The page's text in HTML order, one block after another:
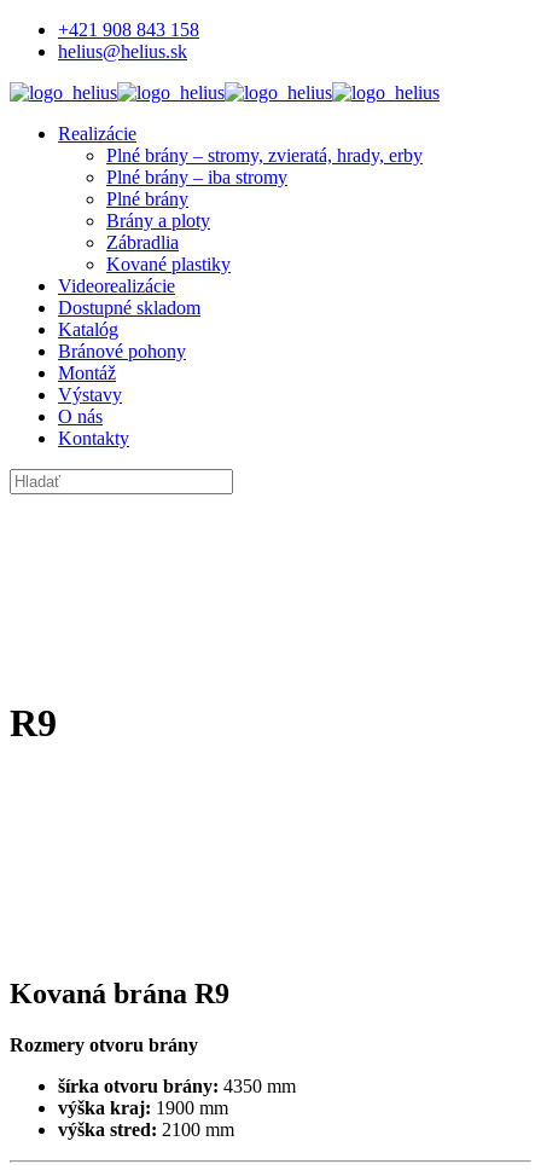
+421 908 843 158
helius@helius.sk
Realizácie
Plné brány – stromy, zvieratá, hrady, erby
Plné brány – iba stromy
Plné brány
Brány a ploty
Zábradlia
Kované plastiky
Videorealizácie
Dostupné skladom
Katalóg
Bránové pohony
Montáž
Výstavy
O nás
Kontakty
R9
Kovaná brána R9
Rozmery otvoru brány
šírka otvoru brány: 4350 mm
výška kraj: 1900 mm
výška stred: 2100 mm